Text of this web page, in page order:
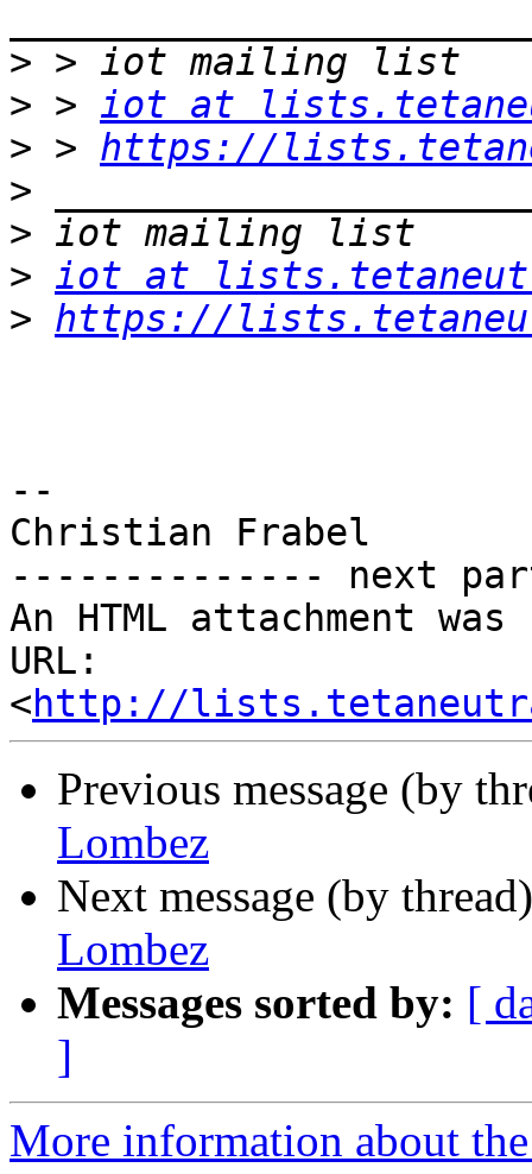
>
> > iot at
> > https://
>
>
> iot at
> https://
--
Christian Frabel
-------------- next
An HTML attachment
URL:
<http://
Previous message (by
Lombez
Next message (by
Lombez
Messages sorted by: [
]
More information about